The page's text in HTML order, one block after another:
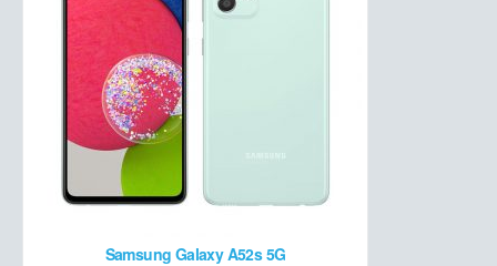
Samsung Galaxy A52s 5G
Hardware:
Snapdragon 888 + 8 GB de RAM + 128/256 GB de armazenamento
Bateria:
3300 mAh
Preço de lançamento:
Ver detalhes →